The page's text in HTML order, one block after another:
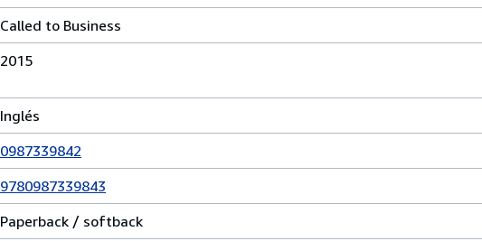
Called to Business
2015
Inglés
0987339842
9780987339843
Paperback / softback